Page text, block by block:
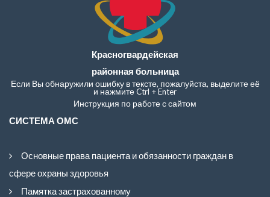
Красногвардейская
районная больница
Если Вы обнаружили ошибку в тексте, пожалуйста, выделите её
и нажмите Ctrl + Enter
Инструкция по работе с сайтом
СИСТЕМА ОМС
Основные права пациента и обязанности граждан в
сфере охраны здоровья
Памятка застрахованному